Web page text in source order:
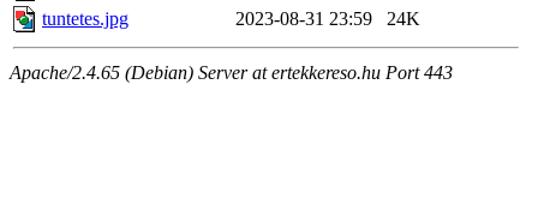
tuntetes.jpg
2023-08-31 23:59 24K
Apache/2.4.65 (Debian) Server at ertekkereso.hu Port 443